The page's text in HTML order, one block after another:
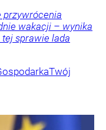
przywrócenia
wakacji – wynika
tej sprawie lada
Twój